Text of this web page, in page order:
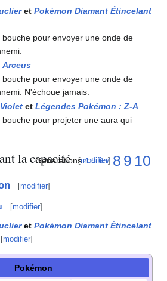
et Pokémon Diamant Étincelant
pour envoyer une onde de
Arceus
pour envoyer une onde de
N'échoue jamais.
Violet et Légendes Pokémon : Z-A
pour projeter une aura qui
la capacité [modifier]
Générations 4 5 6 7 8 9 10
[modifier]
[modifier]
et Pokémon Diamant Étincelant
[modifier]
Pokémon